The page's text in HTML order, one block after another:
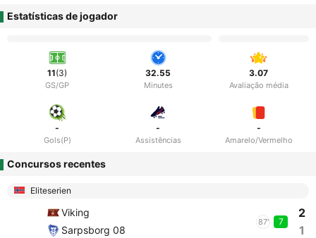
Estatísticas de jogador
11(3)
GS/GP
32.55
Minutes
3.07
Avaliação média
-
Gols(P)
-
Assistências
-
Amarelo/Vermelho
Concursos recentes
Eliteserien
Viking
Sarpsborg 08
87' 7
2
1